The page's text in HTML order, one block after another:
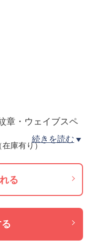
章・ウェイブスペ
2023年の流れ。
扱説明書にも♪
続きを読む
在庫有り）
る